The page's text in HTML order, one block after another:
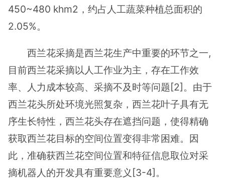
450~480 khm2，约占人工蔬菜种植总面积的
2.05%。
西兰花采摘是西兰花生产中重要的环节之一,
目前西兰花采摘以人工作业为主，存在工作效
率、人力成本较高、采摘不及时等问题[2]。由于
西兰花头所处环境光照复杂，西兰花叶子具有无
序生长特性，西兰花头存在遮挡问题，使得精确
获取西兰花目标的空间位置变得非常困难。因
此，准确获西兰花空间位置和特征信息取位对采
摘机器人的开发具有重要意义[3-4]。